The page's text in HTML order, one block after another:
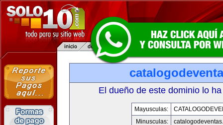
El dueño de este dominio lo
Mayusculas:
Minusculas: